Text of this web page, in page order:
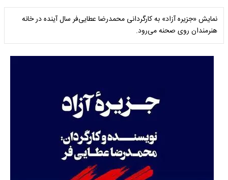
نمایش «جزیره آزاد» به کارگردانی محمدرضا عطایی‌فر سال آینده در خانه
هنرمندان روی صحنه می‌رود.